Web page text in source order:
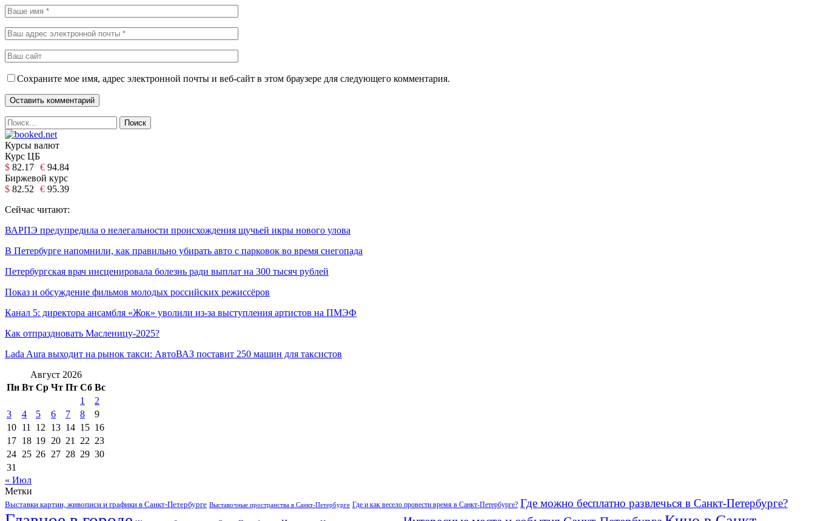
Сохраните мое имя, адрес электронной почты и веб-сайт в этом браузере для следующего комментария.
Курсы валют
Курс ЦБ
$ 82.17 € 94.84
Биржевой курс
$ 82.52 € 95.39
Сейчас читают:
ВАРПЭ предупредила о нелегальности происхождения щучьей икры нового улова
В Петербурге напомнили, как правильно убирать авто с парковок во время снегопада
Петербургская врач инсценировала болезнь ради выплат на 300 тысяч рублей
Показ и обсуждение фильмов молодых российских режиссёров
Канал 5: директора ансамбля «Жок» уволили из-за выступления артистов на ПМЭФ
Как отпраздновать Масленицу-2025?
Lada Aura выходит на рынок такси: АвтоВАЗ поставит 250 машин для таксистов
Август 2026
Пн Вт Ср Чт Пт Сб Вс
1
2
3
4 5 6 7 8
9
10 11 12 13 14 15 16
17 18 19 20 21 22 23
24 25 26 27 28 29 30
31
« Июл
Метки
Выставки картин, живописи и графики в Санкт-Петербурге Выставочные пространства в Санкт-Петербурге Где и как весело провести время в Санкт-Петербурге? Где можно бесплатно развлечься в Санкт-Петербурге?